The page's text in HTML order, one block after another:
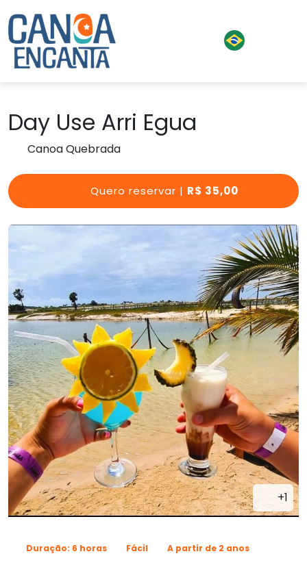
Day Use Arri Egua
Canoa Quebrada
Quero reservar | R$ 35,00
+1
Duração: 6 horas Fácil A partir de 2 anos